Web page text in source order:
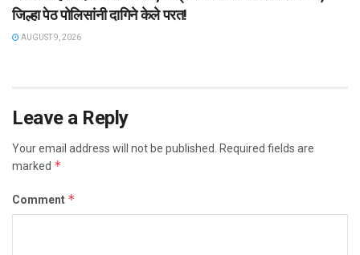
जिल्हा पेठ पोलिसांनी दागिने केले परत!
AUGUST 9, 2026
Leave a Reply
Your email address will not be published.
Required fields are
marked *
Comment *